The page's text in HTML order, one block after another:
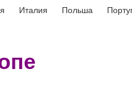
Италия Польша